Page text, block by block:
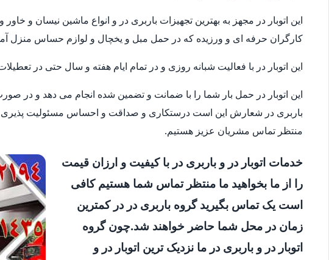
این اتوبار در مجهز به بهترین تجهیزات باربری در و انواع ماشین نیسان و
کارگران حرفه ای و ورزیده که در حمل مبل و یخچال و لوازم حساس منزل
این اتوبار در با فعالیت شبانه روزی و در تمام ایام هفته و سال حتی در
این اتوبار در حمل بار شما را با ضمانت و تضمین شده انجام می دهد و در
باربری در شعارش این است درستکاری و صداقت و احساس مسئولیت پذیری
منتظر تماس مشریان عزیز هستیم.
خدمات اتوبار در و باربری در با کیفیت و ارزان قیمت
را از ما بخواهید ما منتظر تماس شما هستیم کافی
است یک تماس بگیرید گروه باربری در در کمترین
زمان در محل شما حاضر خواهند شد.چون گروه
اتوبار در و باربری در ما نزدیک ترین اتوبار در و